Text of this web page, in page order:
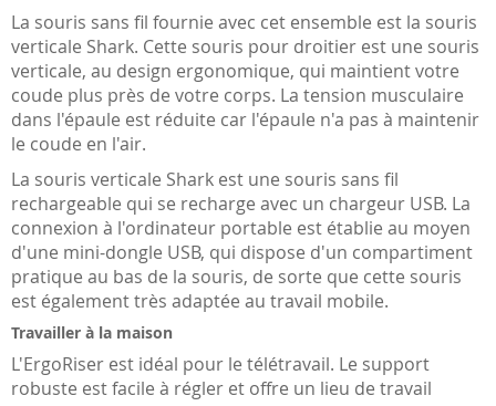
La souris sans fil fournie avec cet ensemble est la souris
verticale Shark. Cette souris pour droitier est une souris
verticale, au design ergonomique, qui maintient votre
coude plus près de votre corps. La tension musculaire
dans l'épaule est réduite car l'épaule n'a pas à maintenir
le coude en l'air.
La souris verticale Shark est une souris sans fil
rechargeable qui se recharge avec un chargeur USB. La
connexion à l'ordinateur portable est établie au moyen
d'une mini-dongle USB, qui dispose d'un compartiment
pratique au bas de la souris, de sorte que cette souris
est également très adaptée au travail mobile.
Travailler à la maison
L'ErgoRiser est idéal pour le télétravail. Le support
robuste est facile à régler et offre un lieu de travail